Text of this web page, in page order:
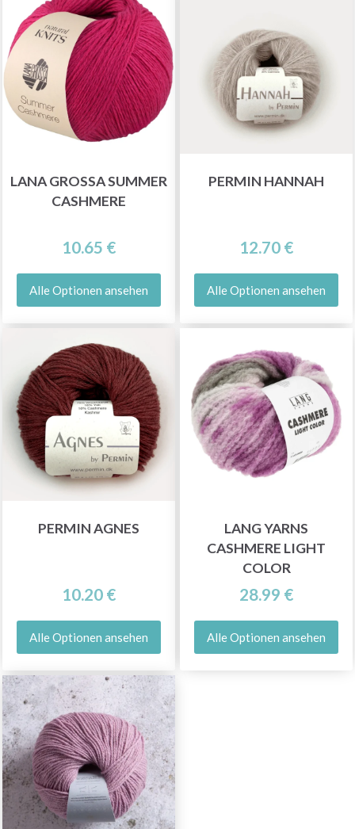
LANA GROSSA SUMMER
CASHMERE
10.65 €
Alle Optionen ansehen
PERMIN HANNAH
12.70 €
Alle Optionen ansehen
PERMIN AGNES
10.20 €
Alle Optionen ansehen
LANG YARNS
CASHMERE LIGHT
COLOR
28.99 €
Alle Optionen ansehen